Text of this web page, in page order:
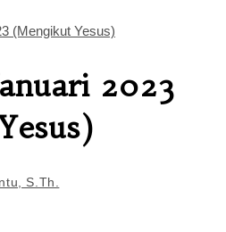
(Mengikut Yesus)
2023
S.Th.